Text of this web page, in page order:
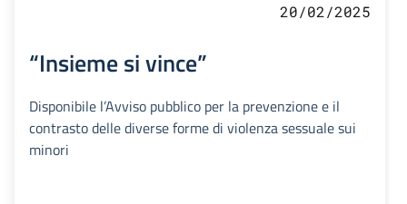
20/02/2025
“Insieme si vince”
Disponibile l’Avviso pubblico per la prevenzione e il
contrasto delle diverse forme di violenza sessuale sui
minori